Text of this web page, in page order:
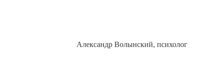
Александр Волынский, психолог